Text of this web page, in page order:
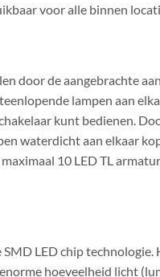
voor alle binnen
door de aangebrachte
lampen aan
kunt bedienen.
waterdicht aan elkaar
10 LED TL
SMD LED chip technologie.
hoeveelheid licht